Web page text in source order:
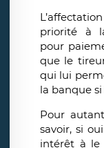
priorité à
pour
que le
qui lui
la banque
Pour
savoir, si
intérêt à le